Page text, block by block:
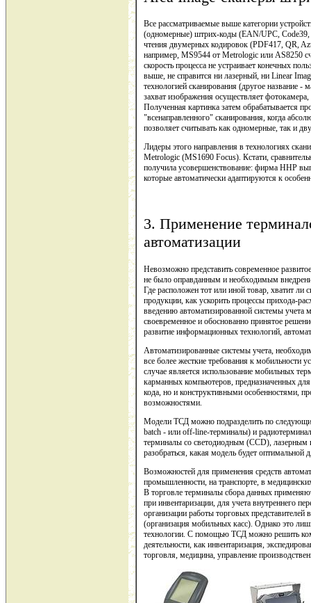
Все рассматриваемые выше категории
(одномерные) штрих-коды (EAN/UPC, Code39,
чтения двумерных кодировок (PDF417, QR,
например, MS9544 от Metrologic или AS8250
скорость процесса не устраивает конечных
выше, не справится ни лазерный, ни Linear
технологией сканирования (другое название
захват изображения осуществляет
Полученная картинка затем обрабатывается
"всенаправленного" сканирования, когда
позволяет считывать как одномерные, так и
Лидеры этого направления в технологиях
Metrologic (MS1690 Focus). Кстати,
получила усовершенствование: фирма HHP
которые автоматически адаптируются к
3. Применение
автоматизации
Невозможно представить современное
не было оправданным и необходимым
Где расположен тот или иной товар, хватит ли
продукции, как ускорить процессы прихода-
введению автоматизированной системы учета
своевременное и обоснованно принятое
развитие информационных технологий,
Автоматизированные системы учета,
все более жесткие требования к
случае является использование мобильных
карманных компьютеров, предназначенных
кода, но и конструктивными особенностями,
возможностями.
Модели ТСД можно подразделить по
batch - или off-line-терминалы) и
терминалы со светодиодным (CCD),
разобраться, какая модель будет оптимальной
Возможностей для применения средств
промышленности, на транспорте, в
В торговле терминалы сбора данных
при инвентаризации, для учета внутреннего
организации работы торговых
(организация мобильных касс). Однако это
технологии. С помощью ТСД можно решить
деятельности, как инвентаризация,
торговля, медицина, управление